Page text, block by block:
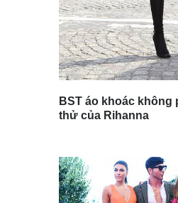
BST áo khoác không
thử của Rihanna